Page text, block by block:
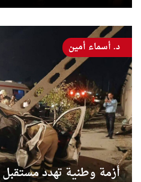
أزمة وطنية تهدد مستقبل
د. أسماء أمين